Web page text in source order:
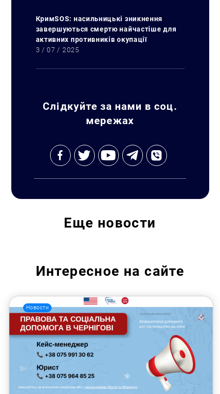
Искать:
КримSOS: насильницькі зникнення
завершуються смертю найчастіше для
активних противників окупації
3 / 07 / 2025
Слідкуйте за нами в соц.
мережах
Еще новости
Интересное на сайте
Новости